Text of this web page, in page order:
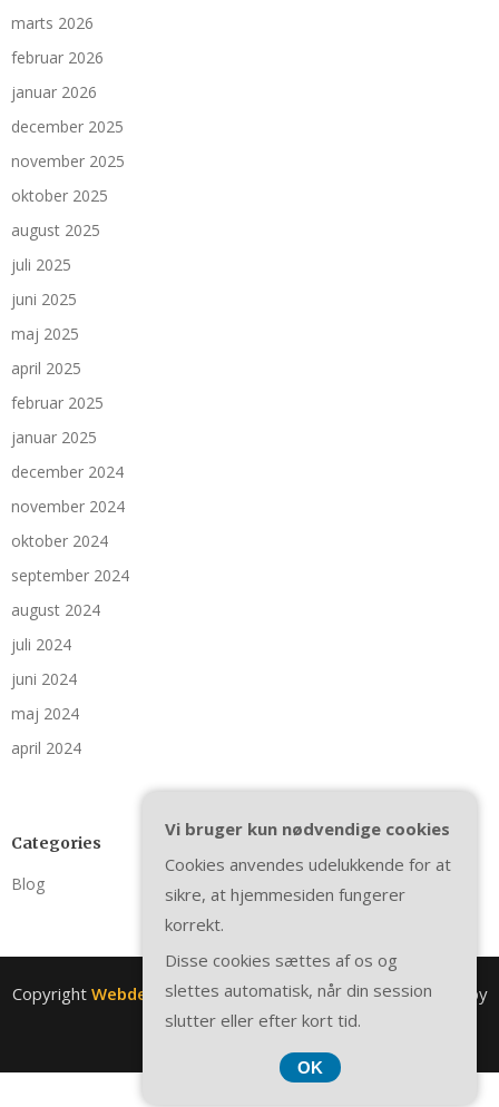
marts 2026
februar 2026
januar 2026
december 2025
november 2025
oktober 2025
august 2025
juli 2025
juni 2025
maj 2025
april 2025
februar 2025
januar 2025
december 2024
november 2024
oktober 2024
september 2024
august 2024
juli 2024
juni 2024
maj 2024
april 2024
Categories
Blog
Copyright Webdesignelev.dk. All rights reserved.| Theme by
SuperbThemes
CVR DK3740 7739
Vi bruger kun nødvendige cookies
Cookies anvendes udelukkende for at
sikre, at hjemmesiden fungerer
korrekt.
Disse cookies sættes af os og
slettes automatisk, når din session
slutter eller efter kort tid.
OK